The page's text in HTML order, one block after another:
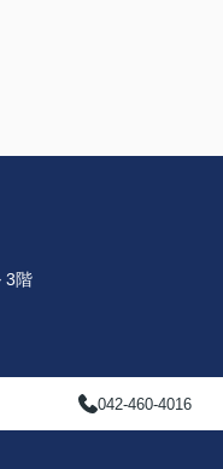
3階
042-460-4016